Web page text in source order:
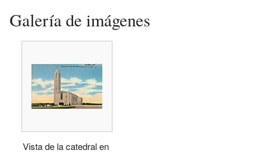
Galería de imágenes
Vista de la catedral en